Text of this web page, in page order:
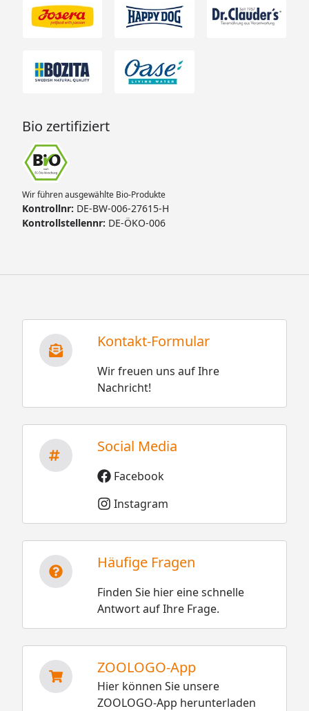
Bio zertifiziert
Wir führen ausgewählte Bio-Produkte
Kontrollnr: DE-BW-006-27615-H
Kontrollstellennr: DE-ÖKO-006
Kontakt-Formular
Wir freuen uns auf Ihre
Nachricht!
Social Media
Facebook
Instagram
Häufige Fragen
Finden Sie hier eine schnelle
Antwort auf Ihre Frage.
ZOOLOGO-App
Hier können Sie unsere
ZOOLOGO-App herunterladen